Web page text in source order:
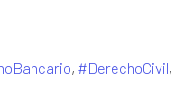
, #DerechoCivil,